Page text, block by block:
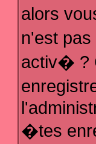
alors
n'est
activ� ?
�tes